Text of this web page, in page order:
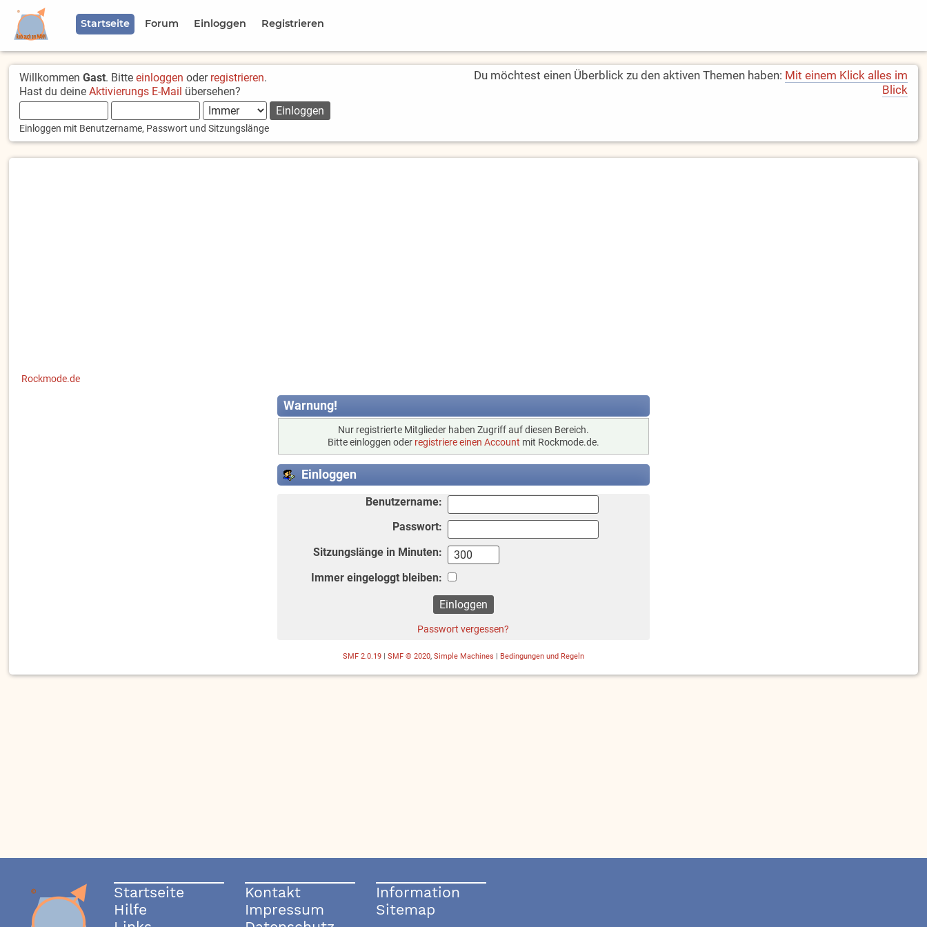
Startseite Forum Einloggen Registrieren
WillkommenGast. Bitteeinloggen oder registrieren.
Hast du deineAktivierungs E-Mail übersehen?
Einloggen mit Benutzername, Passwort und Sitzungslänge
Du möchtest einen Überblick zu den aktiven Themen haben: Mit einem Klick alles im
Blick
Rockmode.de
Warnung!
Nur registrierte Mitglieder haben Zugriff auf diesen Bereich.
Bitte einloggen oder registriere einen Account mit Rockmode.de.
Einloggen
Benutzername:
Passwort:
Sitzungslänge in Minuten:
Immer eingeloggt bleiben:
Passwort vergessen?
SMF 2.0.19| SMF © 2020, Simple Machines Bedingungen und Regeln
Startseite
Hilfe
Kontakt
Impressum
Information
Sitemap